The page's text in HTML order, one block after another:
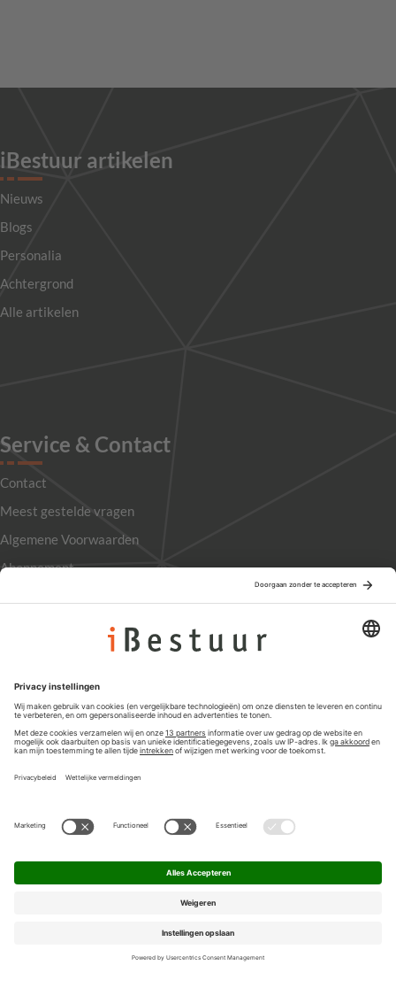
iBestuur artikelen
Nieuws
Blogs
Personalia
Achtergrond
Alle artikelen
Service & Contact
Contact
Meest gestelde vragen
Algemene Voorwaarden
Abonnement
Privacyinstellingen